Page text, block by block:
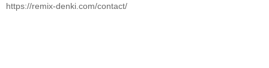
https://remix-denki.com/contact/